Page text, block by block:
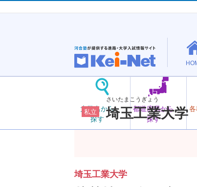
大学名から
探す
都道府県から
探す
私立
さいたまこうぎょう
埼玉工業大学
埼玉工業大学